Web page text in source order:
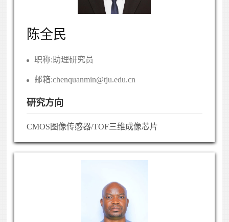
陈全民
职称:助理研究员
邮箱:chenquanmin@tju.edu.cn
研究方向
CMOS图像传感器/TOF三维成像芯片